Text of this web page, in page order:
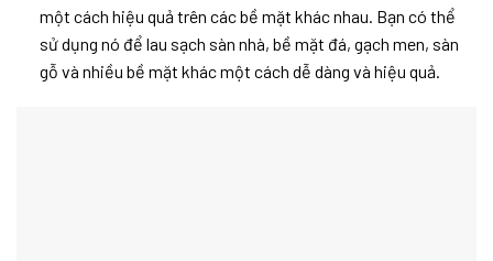
một cách hiệu quả trên các bề mặt khác nhau. Bạn có thể
sử dụng nó để lau sạch sàn nhà, bề mặt đá, gạch men, sàn
gỗ và nhiều bề mặt khác một cách dễ dàng và hiệu quả.